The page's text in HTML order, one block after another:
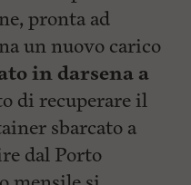
pronta ad
un nuovo carico
in darsena a
di recuperare il
sbarcato a
dal Porto